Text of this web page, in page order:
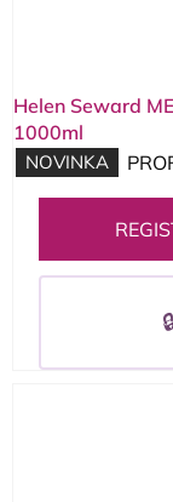
Helen Seward
1000ml
NOVINKA